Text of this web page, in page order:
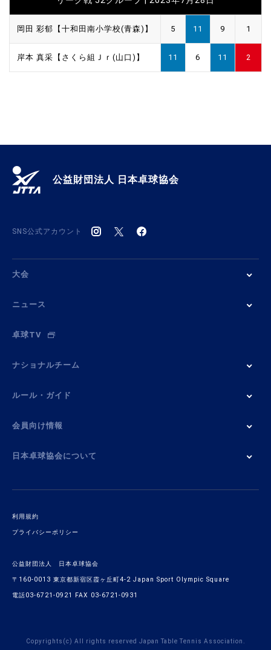
岡田 彩郁【十和田南小学校(青森)】 5 11 9 1
岸本 真采【さくら組Ｊｒ(山口)】 11 6 11 2
公益財団法人 日本卓球協会
SNS公式アカウント
大会
ニュース
卓球TV
ナショナルチーム
ルール・ガイド
会員向け情報
日本卓球協会について
利用規約
プライバシーポリシー
公益財団法人 日本卓球協会
〒160-0013 東京都新宿区霞ヶ丘町4-2 Japan Sport Olympic Square
電話03-6721-0921 FAX 03-6721-0931
Copyrights(c) All rights reserved Japan Table Tennis Association.